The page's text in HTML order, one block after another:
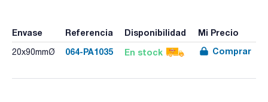
Envase Referencia Disponibilidad Mi Precio
20x90mmØ 064-PA1035 En stock Comprar